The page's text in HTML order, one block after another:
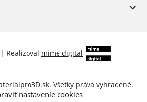
| Realizoval mime digital
. Všetky práva vyhradené.
nastavenie cookies